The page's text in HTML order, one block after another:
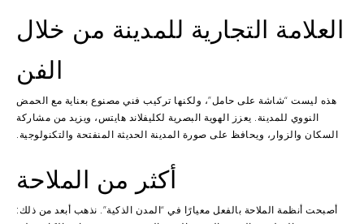
العلامة التجارية للمدينة من خلال
الفن
هذه ليست “شاشة على حامل”، ولكنها تركيب فني مصنوع بعناية مع الحمض
النووي للمدينة. يعزز الهوية البصرية لكليفلاند هايتس، ويزيد من مشاركة
السكان والزوار، ويحافظ على صورة المدينة الحديثة المنفتحة والتكنولوجية.
أكثر من الملاحة
أصبحت أنظمة الملاحة بالفعل معيارًا في “المدن الذكية”. نذهب أبعد من ذلك: